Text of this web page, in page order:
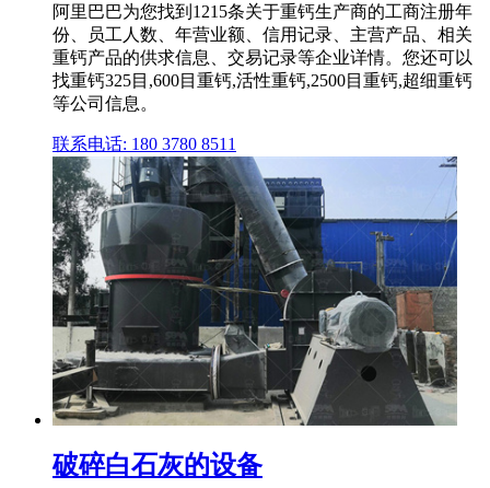
阿里巴巴为您找到1215条关于重钙生产商的工商注册年
份、员工人数、年营业额、信用记录、主营产品、相关
重钙产品的供求信息、交易记录等企业详情。您还可以
找重钙325目,600目重钙,活性重钙,2500目重钙,超细重钙
等公司信息。
联系电话: 180 3780 8511
破碎白石灰的设备